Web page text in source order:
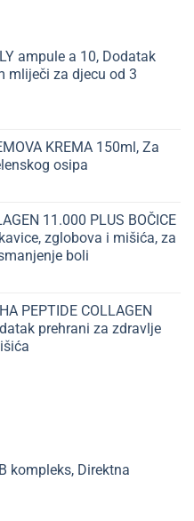
ampule a 10, Dodatak
mliječi za djecu od 3
KREMA 150ml, Za
osipa
11.000 PLUS BOČICE
zglobova i mišića, za
boli
PEPTIDE COLLAGEN
prehrani za zdravlje
kompleks, Direktna